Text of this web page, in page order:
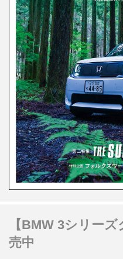
【BMW 3シリー
売中